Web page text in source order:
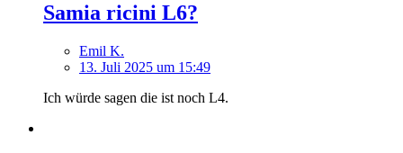
Samia ricini L6?
Emil K.
13. Juli 2025 um 15:49
Ich würde sagen die ist noch L4.